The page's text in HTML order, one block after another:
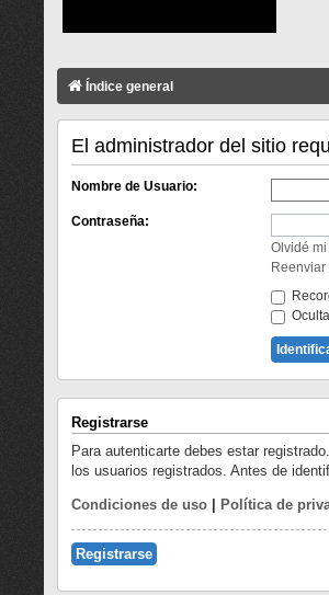
Índice general
El administrador del sitio
Nombre de Usuario:
Contraseña:
Olvidé
Registrarse
Para autenticarte debes estar
los usuarios registrados. Antes de
Condiciones de uso Política de
Registrarse